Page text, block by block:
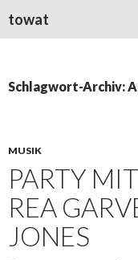
towat
Schlagwort-Archiv:
MUSIK
PARTY
REA
JONES